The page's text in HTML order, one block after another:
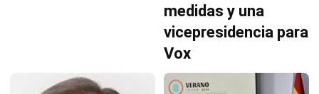
medidas y una
vicepresidencia para
Vox